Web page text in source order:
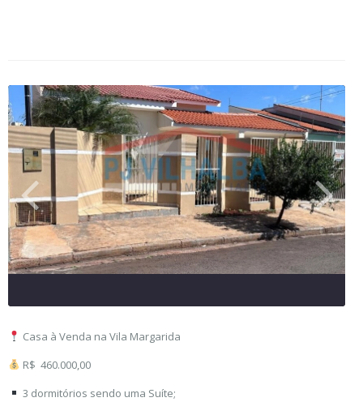
Casa à Venda na Vila Margarida
R$ 460.000,00
3 dormitórios sendo uma Suíte;